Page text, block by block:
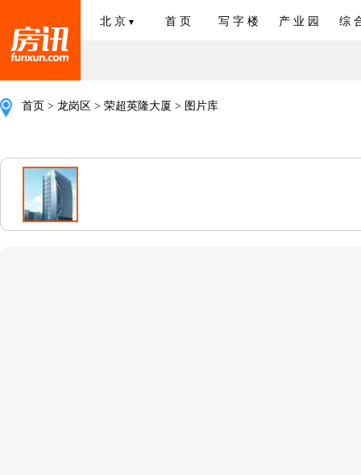
北 京 ▼ 首 页 写 字 楼 产 业 园 综
首页 > 龙岗区 > 荣超英隆大厦 > 图片库